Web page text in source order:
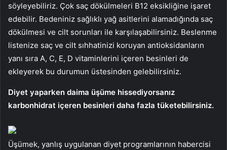
söyleyebiliriz. Çok saç dökülmeleri B12 eksikliğine işaret
edebilir. Bedeniniz sağlıklı yağ asitlerini alamadığında saç
dökülmesi ve cilt sorunları ile karşılaşabilirsiniz. Beslenme
listenize saç ve cilt sıhhatinizi koruyan antioksidanların
yanı sıra A, C, E, D vitaminlerini içeren besinleri de
ekleyerek bu durumun üstesinden gelebilirsiniz.
Diyet yaparken daima üşüme hissediyorsanız
karbonhidrat içeren besinleri daha fazla tüketebilirsiniz.
Üşümek, yanlış uygulanan diyet programlarının habercisi